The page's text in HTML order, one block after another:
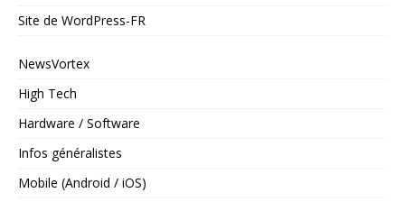
Site de WordPress-FR
NewsVortex
High Tech
Hardware / Software
Infos généralistes
Mobile (Android / iOS)